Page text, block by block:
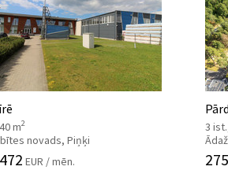
m2
novads, Piņķi
EUR / mēn.
3